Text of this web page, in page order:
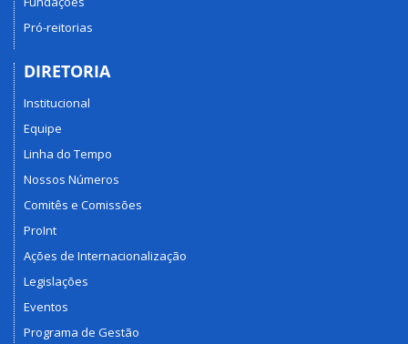
Pró-reitorias
DIRETORIA
Institucional
Equipe
Linha do Tempo
Nossos Números
Comitês e Comissões
ProInt
Ações de Internacionalização
Legislações
Eventos
Programa de Gestão